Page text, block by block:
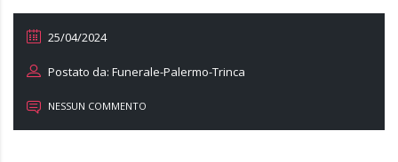
25/04/2024
Postato da: Funerale-Palermo-Trinca
NESSUN COMMENTO